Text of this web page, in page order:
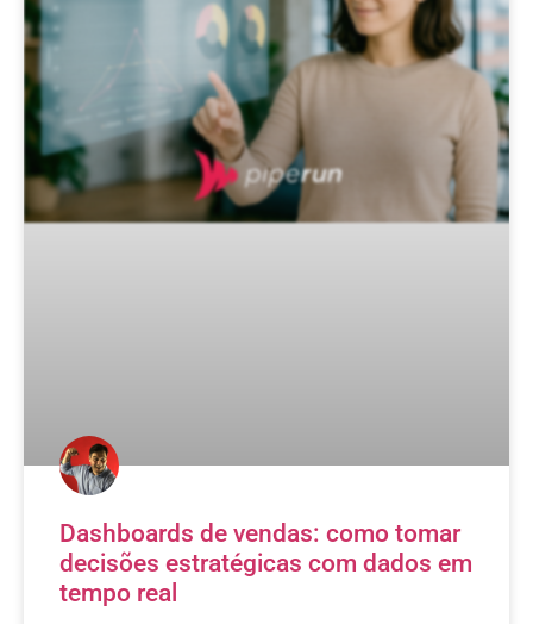
Dashboards de vendas: como tomar
decisões estratégicas com dados em
tempo real